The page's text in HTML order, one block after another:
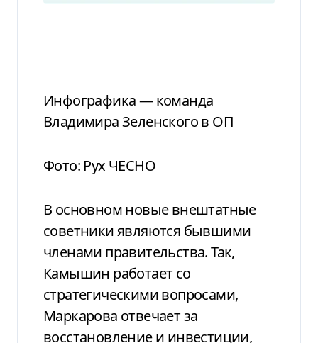
Инфографика — команда
Владимира Зеленского в ОП
Фото: Рух ЧЕСНО
В основном новые внештатные
советники являются бывшими
членами правительства. Так,
Камышин работает со
стратегическими вопросами,
Маркарова отвечает за
восстановление и инвестиции,